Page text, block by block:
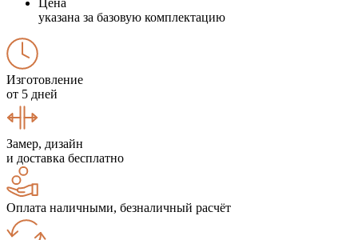
указана за базовую комплектацию
Изготовление
от 5 дней
Замер, дизайн
и доставка бесплатно
Оплата наличными, безналичный расчёт